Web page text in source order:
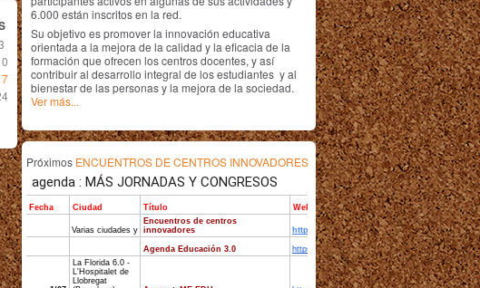
6.000 están inscritos en la red.
Su objetivo es promover la innovación educativa
orientada a la mejora de la calidad y la eficacia de la
formación que ofrecen los centros docentes, y así
contribuir al desarrollo integral de los estudiantes y al
bienestar de las personas y la mejora de la sociedad.
Ver más...
Próximos ENCUENTROS DE CENTROS INNOVADORES